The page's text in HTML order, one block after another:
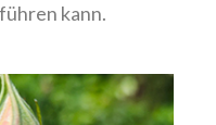
kann.